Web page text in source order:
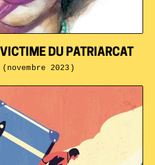
DU PATRIARCAT
(novembre 2023)